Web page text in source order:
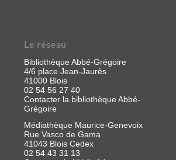
DU
LIVRE
DE
JEUNESSE
FRANÇAIS
Livre
Dupont-
Escarpit,
Denise
Le réseau
Bibliothèque Abbé-Grégoire
4/6 place Jean-Jaurès
41000 Blois
02 54 56 27 40
Contacter la bibliothèque Abbé-
Grégoire
Médiathèque Maurice-Genevoix
Rue Vasco de Gama
41043 Blois Cedex
02 54 43 31 13